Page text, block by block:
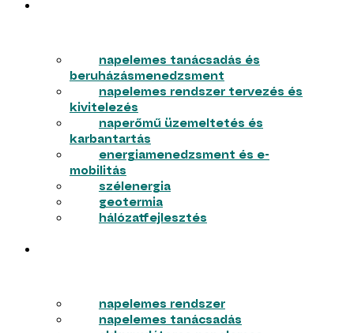
napelemes tanácsadás és
beruházásmenedzsment
napelemes rendszer tervezés és
kivitelezés
naperőmű üzemeltetés és
karbantartás
energiamenedzsment és e-
mobilitás
szélenergia
geotermia
hálózatfejlesztés
napelemes rendszer
napelemes tanácsadás